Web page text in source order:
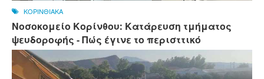
ΚΟΡΙΝΘΙΑΚΑ
Νοσοκομείο Κορίνθου: Κατάρευση τμήματος
ψευδοροφής - Πώς έγινε το περισττικό